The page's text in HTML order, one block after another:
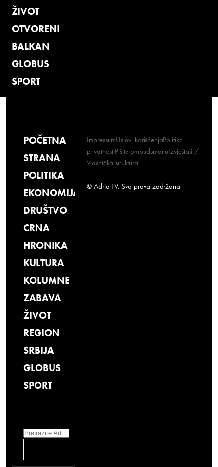
ŽIVOT
OTVORENI
BALKAN
GLOBUS
SPORT
POČETNA
STRANA
POLITIKA
EKONOMIJA
DRUŠTVO
CRNA
HRONIKA
KULTURA
KOLUMNE
ZABAVA
ŽIVOT
REGION
SRBIJA
GLOBUS
SPORT
Search
ImpressumUslovi korišćenjaPolitika
privatnostiPišite ombudsmanuIzvještaji /
Vlasnička struktura
© Adria TV. Sva prava zadržana